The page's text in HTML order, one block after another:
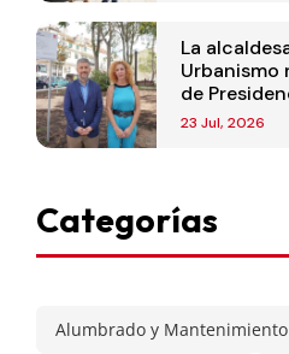
La
Urbanismo
de
de Madrid
23 Jul, 2026
Categorías
Alumbrado y